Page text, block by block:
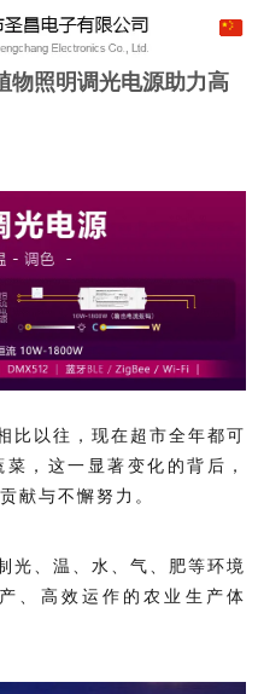
物照明调光电源助力高
比以往，现在超市全年都可
，这一显著变化的背后，
献与不懈努力。
光、温、水、气、肥等环境
、高效运作的农业生产体